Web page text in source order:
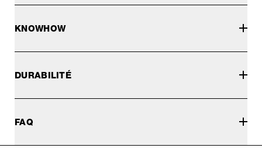
KNOWHOW
DURABILITÉ
FAQ